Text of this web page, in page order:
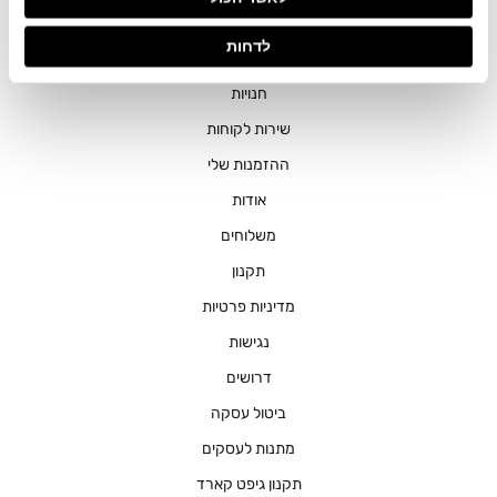
בשירותים שלהם.
לדחות
חנויות
שירות לקוחות
ההזמנות שלי
אודות
משלוחים
תקנון
מדיניות פרטיות
נגישות
דרושים
ביטול עסקה
מתנות לעסקים
תקנון גיפט קארד